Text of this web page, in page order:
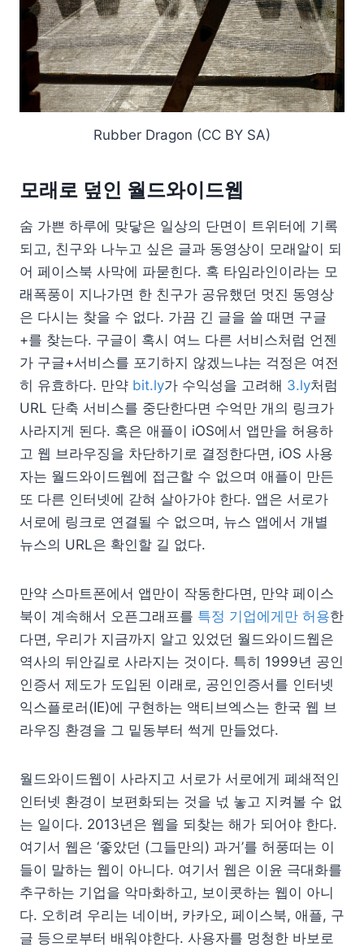
Rubber Dragon (CC BY SA)
모래로 덮인 월드와이드웹
숨 가쁜 하루에 맞닿은 일상의 단면이 트위터에 기록
되고, 친구와 나누고 싶은 글과 동영상이 모래알이 되
어 페이스북 사막에 파묻힌다. 혹 타임라인이라는 모
래폭풍이 지나가면 한 친구가 공유했던 멋진 동영상
은 다시는 찾을 수 없다. 가끔 긴 글을 쓸 때면 구글
+를 찾는다. 구글이 혹시 여느 다른 서비스처럼 언젠
가 구글+서비스를 포기하지 않겠느냐는 걱정은 여전
히 유효하다. 만약 bit.ly가 수익성을 고려해 3.ly처럼
URL 단축 서비스를 중단한다면 수억만 개의 링크가
사라지게 된다. 혹은 애플이 iOS에서 앱만을 허용하
고 웹 브라우징을 차단하기로 결정한다면, iOS 사용
자는 월드와이드웹에 접근할 수 없으며 애플이 만든
또 다른 인터넷에 갇혀 살아가야 한다. 앱은 서로가
서로에 링크로 연결될 수 없으며, 뉴스 앱에서 개별
뉴스의 URL은 확인할 길 없다.
만약 스마트폰에서 앱만이 작동한다면, 만약 페이스
북이 계속해서 오픈그래프를 특정 기업에게만 허용한
다면, 우리가 지금까지 알고 있었던 월드와이드웹은
역사의 뒤안길로 사라지는 것이다. 특히 1999년 공인
인증서 제도가 도입된 이래로, 공인인증서를 인터넷
익스플로러(IE)에 구현하는 액티브엑스는 한국 웹 브
라우징 환경을 그 밑동부터 썩게 만들었다.
월드와이드웹이 사라지고 서로가 서로에게 폐쇄적인
인터넷 환경이 보편화되는 것을 넋 놓고 지켜볼 수 없
는 일이다. 2013년은 웹을 되찾는 해가 되어야 한다.
여기서 웹은 ‘좋았던 (그들만의) 과거’를 허풍떠는 이
들이 말하는 웹이 아니다. 여기서 웹은 이윤 극대화를
추구하는 기업을 악마화하고, 보이콧하는 웹이 아니
다. 오히려 우리는 네이버, 카카오, 페이스북, 애플, 구
글 등으로부터 배워야한다. 사용자를 멍청한 바보로